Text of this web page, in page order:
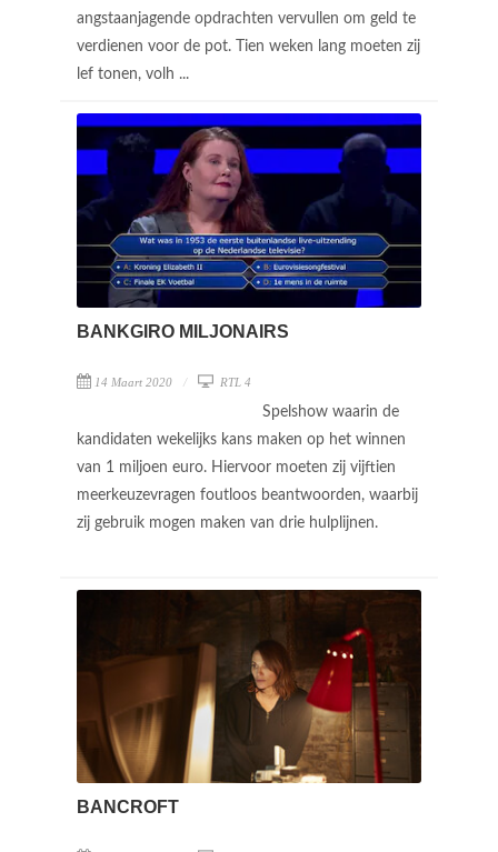
angstaanjagende opdrachten vervullen om geld te
verdienen voor de pot. Tien weken lang moeten zij
lef tonen, volh ...
BANKGIRO MILJONAIRS
14 Maart 2020 RTL 4
Spelshow waarin de
kandidaten wekelijks kans maken op het winnen
van 1 miljoen euro. Hiervoor moeten zij vijftien
meerkeuzevragen foutloos beantwoorden, waarbij
zij gebruik mogen maken van drie hulplijnen.
BANCROFT